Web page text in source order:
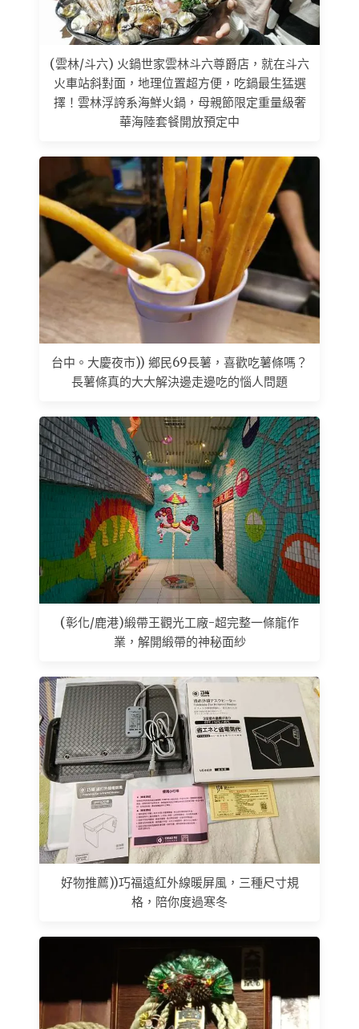
(雲林/斗六) 火鍋世家雲林斗六尊爵店，就在斗六
火車站斜對面，地理位置超方便，吃鍋最生猛選
擇！雲林浮誇系海鮮火鍋，母親節限定重量級奢
華海陸套餐開放預定中
台中。大慶夜市)) 鄉民69長薯，喜歡吃薯條嗎？
長薯條真的大大解決邊走邊吃的惱人問題
(彰化/鹿港)緞帶王觀光工廠-超完整一條龍作
業，解開緞帶的神秘面紗
好物推薦))巧福遠紅外線暖屏風，三種尺寸規
格，陪你度過寒冬